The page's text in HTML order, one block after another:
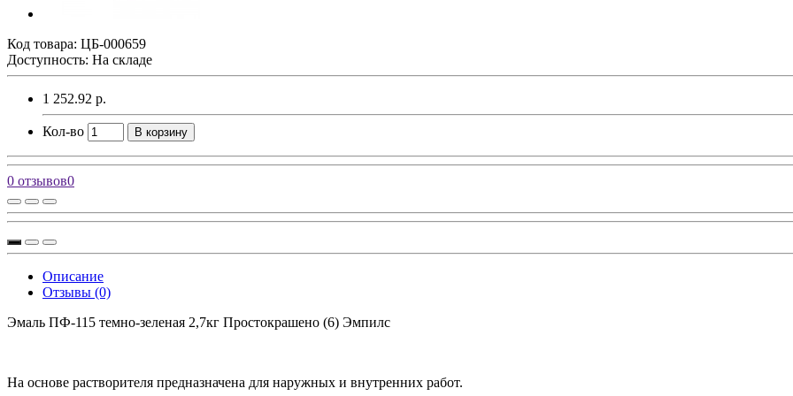
Код товара: ЦБ-000659
Доступность: На складе
1 252.92 р.
Кол-во В корзину
0 отзывов0
Описание
Отзывы (0)
Эмаль ПФ-115 темно-зеленая 2,7кг Простокрашено (6) Эмпилс
На основе растворителя предназначена для наружных и внутренних работ.